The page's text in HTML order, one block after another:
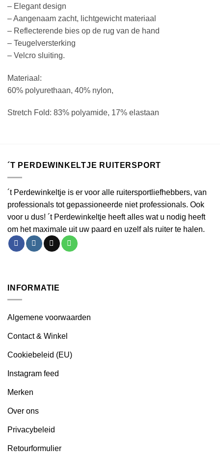
– Elegant design
– Aangenaam zacht, lichtgewicht materiaal
– Reflecterende bies op de rug van de hand
– Teugelversterking
– Velcro sluiting.
Materiaal:
60% polyurethaan, 40% nylon,
Stretch Fold: 83% polyamide, 17% elastaan
´T PERDEWINKELTJE RUITERSPORT
´t Perdewinkeltje is er voor alle ruitersportliefhebbers, van
professionals tot gepassioneerde niet professionals. Ook
voor u dus! ´t Perdewinkeltje heeft alles wat u nodig heeft
om het maximale uit uw paard en uzelf als ruiter te halen.
INFORMATIE
Algemene voorwaarden
Contact & Winkel
Cookiebeleid (EU)
Instagram feed
Merken
Over ons
Privacybeleid
Retourformulier